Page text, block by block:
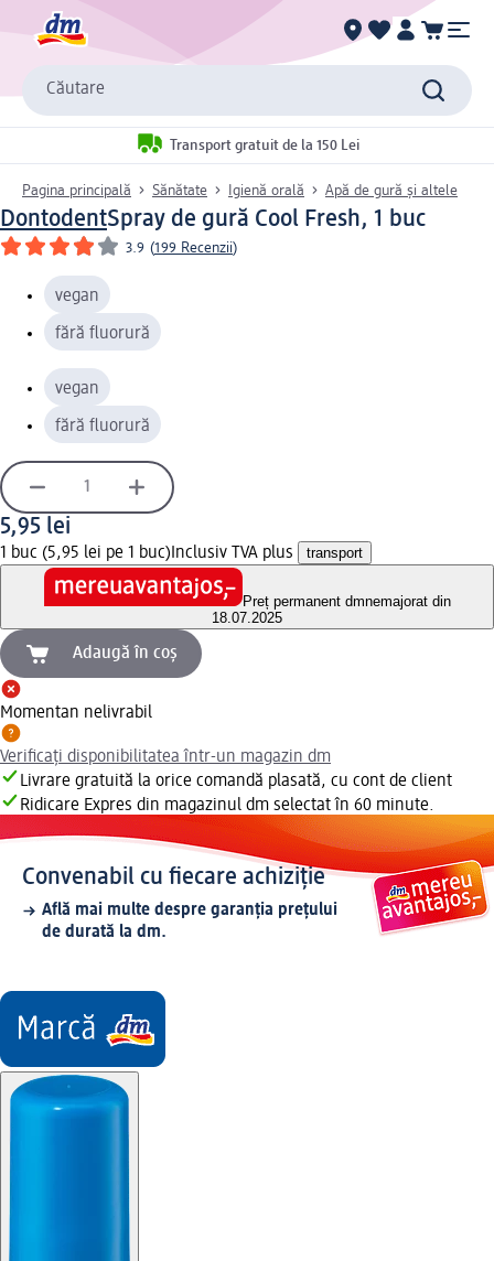
Căutare
Transport gratuit de la 150 Lei
Pagina principală Sănătate Igienă orală Apă de gură și altele
DontodentSpray de gură Cool Fresh, 1 buc
3.9 (199 Recenzii)
vegan
fără fluorură
vegan
fără fluorură
5,95 lei
1 buc (5,95 lei pe 1 buc) Inclusiv TVA plus transport
Preț permanent dmnemajorat din
18.07.2025
Adaugă în coș
Momentan nelivrabil
Verificați disponibilitatea într-un magazin dm
Livrare gratuită la orice comandă plasată, cu cont de client
Ridicare Expres din magazinul dm selectat în 60 minute.
Convenabil cu fiecare achiziție
Află mai multe despre garanția prețului
de durată la dm.